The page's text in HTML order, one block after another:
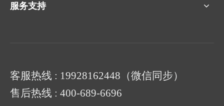
服务支持
客服热线 : 19928162448（微信同步）
售后热线 : 400-689-6696